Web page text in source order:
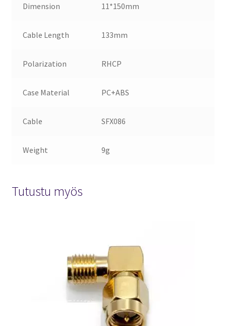
Dimension 11*150mm
Cable Length 133mm
Polarization RHCP
Case Material PC+ABS
Cable SFX086
Weight 9g
Tutustu myös